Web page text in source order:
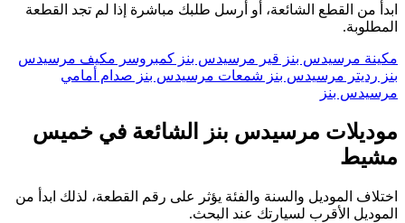
ابدأ من القطع الشائعة، أو أرسل طلبك مباشرة إذا لم تجد القطعة
المطلوبة.
مكينة مرسيدس بنز قير مرسيدس بنز كمبروسر مكيف مرسيدس
بنز رديتر مرسيدس بنز شمعات مرسيدس بنز صدام أمامي
مرسيدس بنز
موديلات مرسيدس بنز الشائعة في خميس
مشيط
اختلاف الموديل والسنة والفئة يؤثر على رقم القطعة، لذلك ابدأ من
الموديل الأقرب لسيارتك عند البحث.